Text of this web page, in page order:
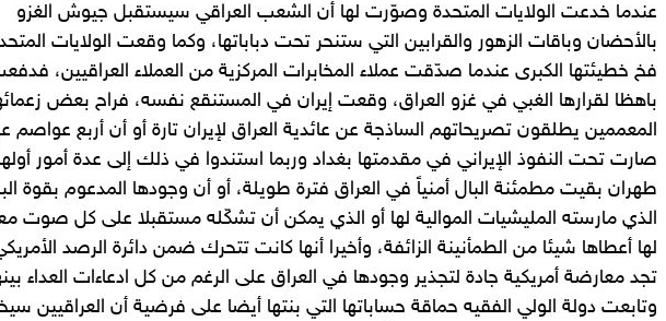
عندما خدعت الولايات المتحدة وصوّرت لها أن الشعب العراقي سيستقبل جيوش الغزو
بالأحضان وباقات الزهور والقرابين التي ستنحر تحت دباباتها، وكما وقعت الولايات
فخ خطيئتها الكبرى عندما صدّقت عملاء المخابرات المركزية من العملاء العراقيين،
باهظا لقرارها الغبي في غزو العراق، وقعت إيران في المستنقع نفسه، فراح بعض
المعممين يطلقون تصريحاتهم الساذجة عن عائدية العراق لإيران تارة أو أن أربع عواصم
صارت تحت النفوذ الإيراني في مقدمتها بغداد وربما استندوا في ذلك إلى عدة أمور
طهران بقيت مطمئنة البال أمنياً في العراق فترة طويلة، أو أن وجودها المدعوم بقوة
الذي مارسته المليشيات الموالية لها أو الذي يمكن أن تشكّله مستقبلا على كل صوت
لها أعطاها شيئا من الطمأنينة الزائفة، وأخيرا أنها كانت تتحرك ضمن دائرة الرصد
تجد معارضة أمريكية جادة لتجذير وجودها في العراق على الرغم من كل ادعاءات العداء
وتابعت دولة الولي الفقيه حماقة حساباتها التي بنتها أيضا على فرضية أن العراقيين